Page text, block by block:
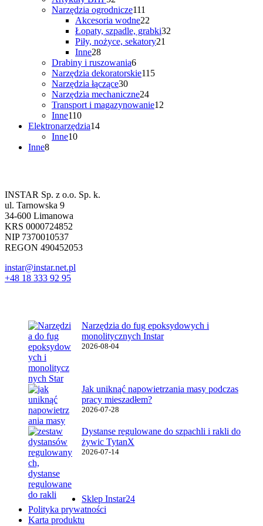
produkty
Narzędzia ogrodnicze111
produktów
Akcesoria wodne22
produkty
Łopaty, szpadle, grabki32
Piły, nożyce, sekatory21
Inne2828
produktów
Drabiny i ruszowania66
produktów
Narzędzia dekoratorskie115115
Narzędzia łączące3030
produktów
Narzędzia mechaniczne2424
produkty
Transport i magazynowanie12
Inne110110
produktów
Elektronarzędzia1414
Inne1010
Inne88
INSTAR Sp. z o.o. Sp. k.
ul. Tarnowska 9
34-600 Limanowa
KRS 0000724852
NIP 7370010537
REGON 490452053
instar@instar.net.pl
+48 18 333 92 95
Narzędzia do fug epoksydowych i
monolitycznych Instar
2026-08-04
Jak uniknąć napowietrzania masy podczas
pracy mieszadłem?
2026-07-28
Dystanse regulowane do szpachli i rakli do
żywic TytanX
2026-07-14
Sklep Instar24
Polityka prywatności
Karta produktu